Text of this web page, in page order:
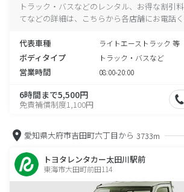
トラック・バスなどのレンタル、お得な割引
てなどの詳細は、こちらから各店舗にお電話く
代表車種 ライトエーストラック 等
ボディタイプ トラック・バスなど
営業時間 08:00-20:00
6時間まで5,500円
免責補償制度1,100円
愛知県大府市吉田町六丁目から 3733m
トヨタレンタカー太田川駅前
東海市大田町前田114